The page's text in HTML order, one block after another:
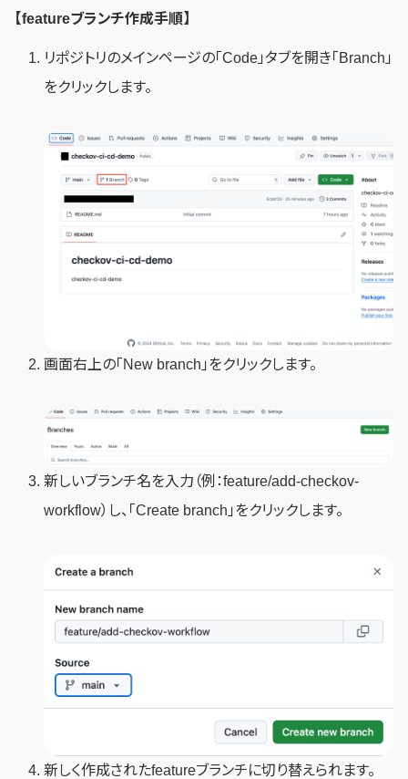
【featureブランチ作成手順】
リポジトリのメインページの「Code」タブを開き「Branch」
をクリックします。
画面右上の「New branch」をクリックします。
新しいブランチ名を入力（例：feature/add-checkov-
workflow）し、「Create branch」をクリックします。
新しく作成されたfeatureブランチに切り替えられます。